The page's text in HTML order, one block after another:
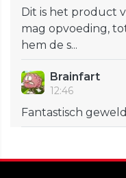
Dit is het product
mag opvoeding,
hem de s...
Brainfart
12:46
Fantastisch